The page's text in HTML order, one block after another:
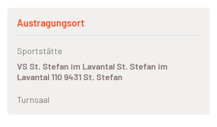
Austragungsort
Sportstätte
VS St. Stefan im Lavantal St. Stefan im
Lavantal 110 9431 St. Stefan
Turnsaal